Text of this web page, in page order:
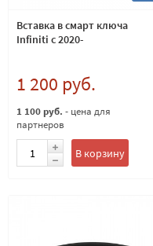
Вставка в смарт ключа
Infiniti с 2020-
1 200 руб.
1 100 руб. - цена для
партнеров
В корзину